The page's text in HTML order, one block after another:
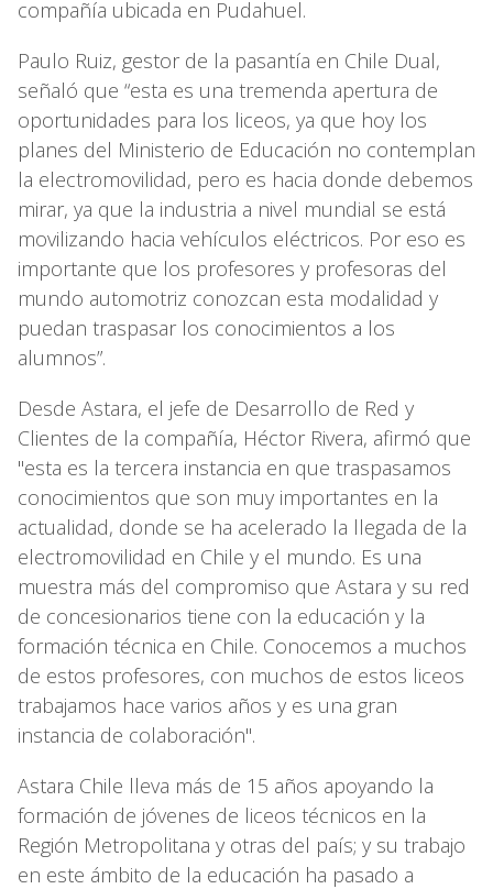
compañía ubicada en Pudahuel.
Paulo Ruiz, gestor de la pasantía en Chile Dual,
señaló que “esta es una tremenda apertura de
oportunidades para los liceos, ya que hoy los
planes del Ministerio de Educación no contemplan
la electromovilidad, pero es hacia donde debemos
mirar, ya que la industria a nivel mundial se está
movilizando hacia vehículos eléctricos. Por eso es
importante que los profesores y profesoras del
mundo automotriz conozcan esta modalidad y
puedan traspasar los conocimientos a los
alumnos”.
Desde Astara, el jefe de Desarrollo de Red y
Clientes de la compañía, Héctor Rivera, afirmó que
"esta es la tercera instancia en que traspasamos
conocimientos que son muy importantes en la
actualidad, donde se ha acelerado la llegada de la
electromovilidad en Chile y el mundo. Es una
muestra más del compromiso que Astara y su red
de concesionarios tiene con la educación y la
formación técnica en Chile. Conocemos a muchos
de estos profesores, con muchos de estos liceos
trabajamos hace varios años y es una gran
instancia de colaboración".
Astara Chile lleva más de 15 años apoyando la
formación de jóvenes de liceos técnicos en la
Región Metropolitana y otras del país; y su trabajo
en este ámbito de la educación ha pasado a